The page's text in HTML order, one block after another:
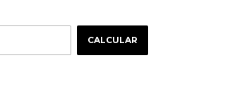
CALCULAR